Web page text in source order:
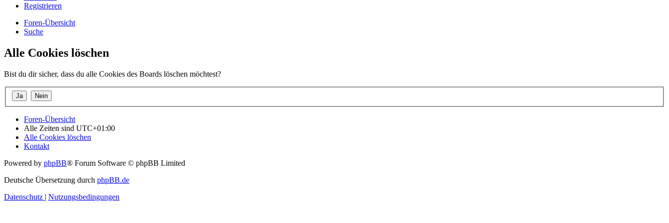
Registrieren
Foren-Übersicht
Suche
Alle Cookies löschen
Bist du dir sicher, dass du alle Cookies des Boards löschen möchtest?
Foren-Übersicht
Alle Zeiten sind UTC+01:00
Alle Cookies löschen
Kontakt
Powered by phpBB® Forum Software © phpBB Limited
Deutsche Übersetzung durch phpBB.de
Datenschutz | Nutzungsbedingungen